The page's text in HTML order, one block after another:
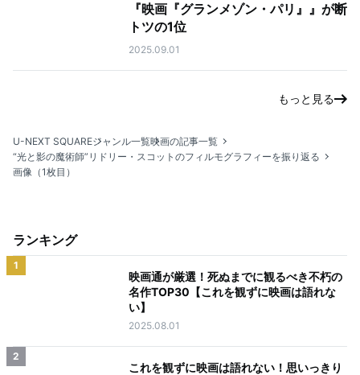
『映画『グランメゾン・パリ』』が断
トツの1位
2025.09.01
もっと見る
U-NEXT SQUAREジャンル一覧映画の記事一覧
“光と影の魔術師”リドリー・スコットのフィルモグラフィーを振り返る
画像（1枚目）
ランキング
1
映画通が厳選！死ぬまでに観るべき不朽の
名作TOP30【これを観ずに映画は語れな
い】
2025.08.01
2
これを観ずに映画は語れない！思いっきり